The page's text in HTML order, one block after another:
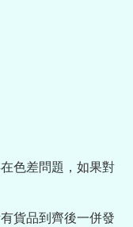
色差問題，如果對
貨品到齊後一併發